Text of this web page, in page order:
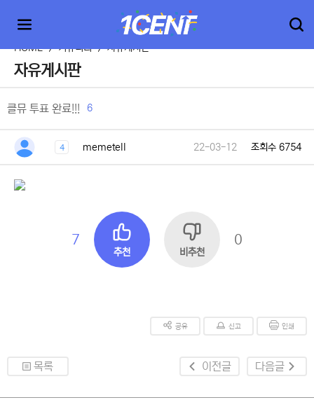
HOME > 커뮤니티 > 자유게시판
자유게시판
클뮤 투표 완료!!! 6
4 memetell 22-03-12 조회수 6754
7
추천 비추천
0
공유 신고 인쇄
목록 이전글 다음글